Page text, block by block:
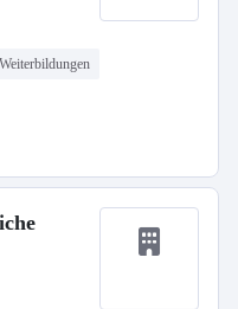
Weiterbildungen